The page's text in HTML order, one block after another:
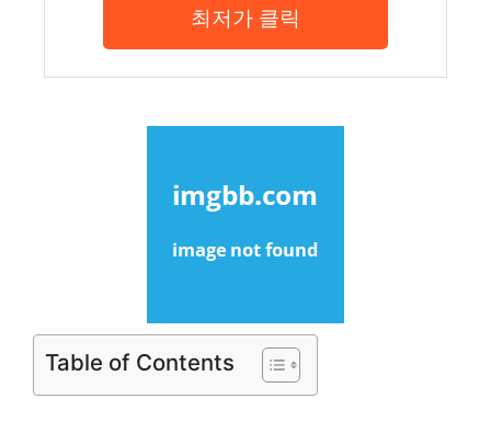
최저가 클릭
Table of Contents